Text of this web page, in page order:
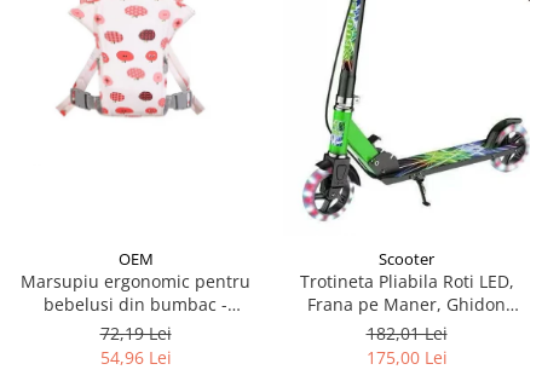
OEM
Marsupiu ergonomic pentru
bebelusi din bumbac -
modele diferite
72,19 Lei
54,96 Lei
Scooter
Trotineta Pliabila Roti LED,
Frana pe Maner, Ghidon
Reglabil - Verde
182,01 Lei
175,00 Lei